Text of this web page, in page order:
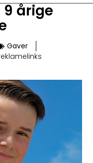
9 årige
Gaver